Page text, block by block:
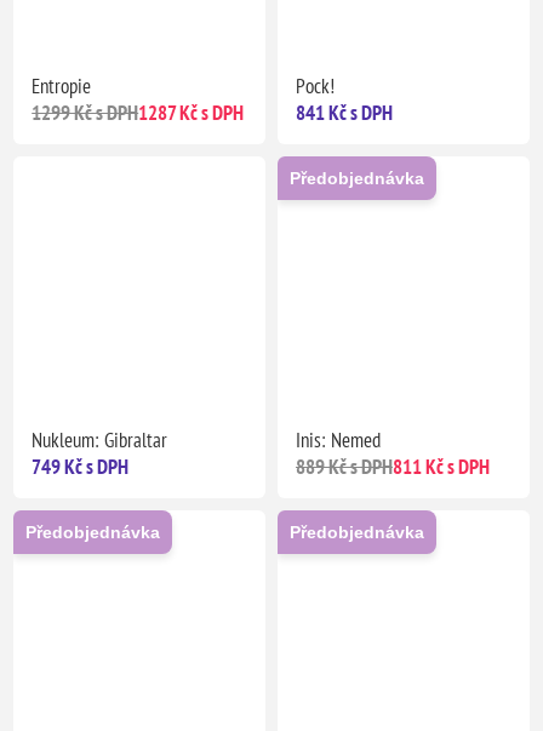
Entropie
1299 Kč s DPH1287 Kč s DPH
Pock!
841 Kč s DPH
Nukleum: Gibraltar
749 Kč s DPH
Předobjednávka
Inis: Nemed
889 Kč s DPH811 Kč s DPH
Předobjednávka Předobjednávka